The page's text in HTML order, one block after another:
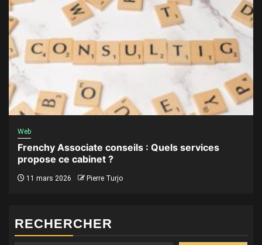
Web
Frenchy Associate conseils : Quels services
propose ce cabinet ?
11 mars 2026 Pierre Turjo
RECHERCHER